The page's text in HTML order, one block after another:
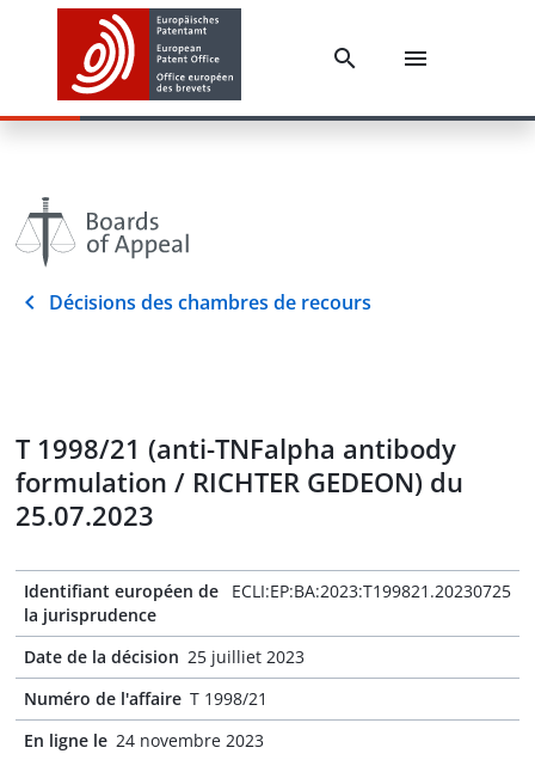
Décisions des chambres de recours
T 1998/21 (anti-TNFalpha antibody
formulation / RICHTER GEDEON) du
25.07.2023
Identifiant européen de
la jurisprudence
ECLI:EP:BA:2023:T199821.20230725
Date de la décision 25 juilliet 2023
Numéro de l'affaire T 1998/21
En ligne le 24 novembre 2023